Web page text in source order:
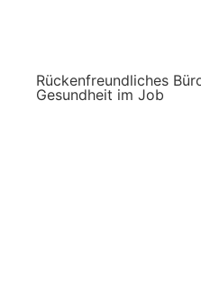
Rückenfreundliches
Gesundheit im Job